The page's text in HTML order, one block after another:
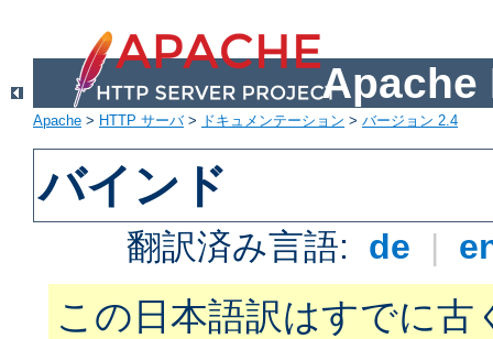
Apache
Apache > HTTP サーバ> ドキュメンテーション > バージョン 2.4
バインド
翻訳済み言語: de |
この日本語訳はすでに古